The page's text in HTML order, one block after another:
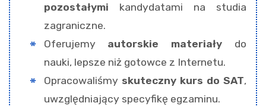
pozostałymi kandydatami na studia
zagraniczne.
Oferujemy autorskie materiały do
nauki, lepsze niż gotowce z Internetu.
Opracowaliśmy skuteczny kurs do SAT,
uwzględniający specyfikę egzaminu.